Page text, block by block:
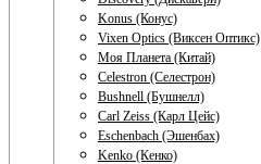
Konus (Конус)
Vixen Optics (Виксен Оптикс)
Моя Планета (Китай)
Celestron (Селестрон)
Bushnell (Бушнелл)
Carl Zeiss (Карл Цейс)
Eschenbach (Эшенбах)
Kenko (Кенко)